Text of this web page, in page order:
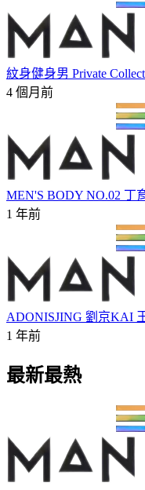
紋身健身男 Private
4 個月前
MEN'S BODY NO.02 丁
1 年前
ADONISJING 劉京KAI
1 年前
最新最熱